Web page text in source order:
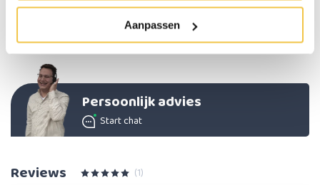
Aanpassen
Aantal dagdelen per dag
2
Persoonlijk advies
Start chat
Reviews (1)